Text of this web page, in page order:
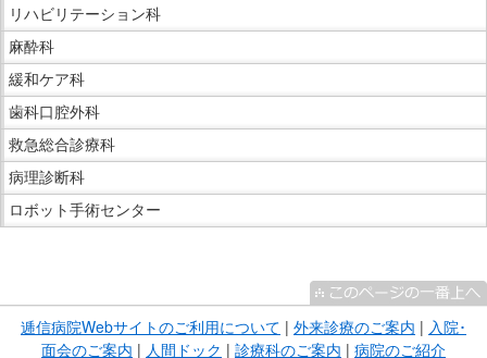
リハビリテーション科
麻酔科
緩和ケア科
歯科口腔外科
救急総合診療科
病理診断科
ロボット手術センター
ま逓信病院Webサイトのご利用について | 外来診療のご案内 | 入院･
面会のご案内 | 人間ドック | 診療科のご案内 | 病院のご紹介